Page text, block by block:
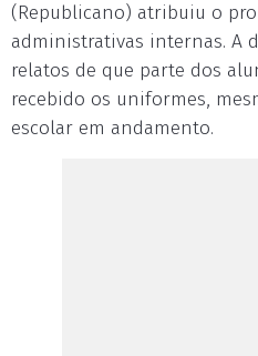
(Republicano) atribuiu o
administrativas internas. A
relatos de que parte dos
recebido os uniformes,
escolar em andamento.